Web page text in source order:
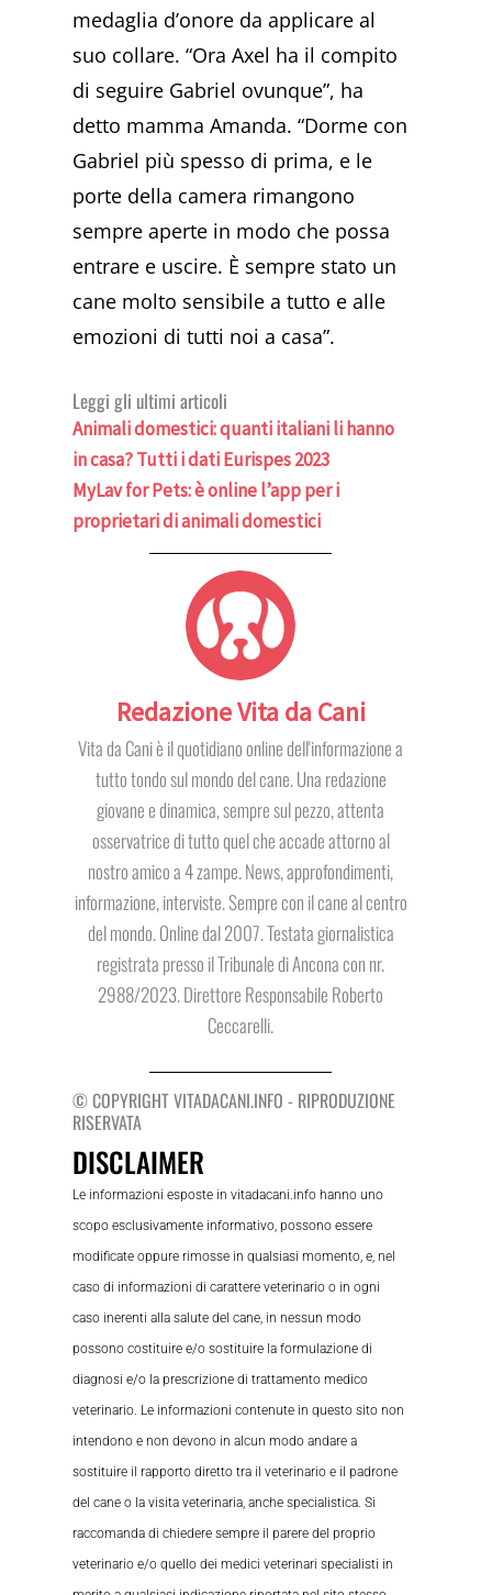
medaglia d’onore da applicare al
suo collare. “Ora Axel ha il compito
di seguire Gabriel ovunque”, ha
detto mamma Amanda. “Dorme con
Gabriel più spesso di prima, e le
porte della camera rimangono
sempre aperte in modo che possa
entrare e uscire. È sempre stato un
cane molto sensibile a tutto e alle
emozioni di tutti noi a casa”.
Leggi gli ultimi articoli
Animali domestici: quanti italiani li hanno
in casa? Tutti i dati Eurispes 2023
MyLav for Pets: è online l’app per i
proprietari di animali domestici
Redazione Vita da Cani
Vita da Cani è il quotidiano online dell'informazione a
tutto tondo sul mondo del cane. Una redazione
giovane e dinamica, sempre sul pezzo, attenta
osservatrice di tutto quel che accade attorno al
nostro amico a 4 zampe. News, approfondimenti,
informazione, interviste. Sempre con il cane al centro
del mondo. Online dal 2007. Testata giornalistica
registrata presso il Tribunale di Ancona con nr.
2988/2023. Direttore Responsabile Roberto
Ceccarelli.
© COPYRIGHT VITADACANI.INFO - RIPRODUZIONE
RISERVATA
DISCLAIMER
Le informazioni esposte in vitadacani.info hanno uno
scopo esclusivamente informativo, possono essere
modificate oppure rimosse in qualsiasi momento, e, nel
caso di informazioni di carattere veterinario o in ogni
caso inerenti alla salute del cane, in nessun modo
possono costituire e/o sostituire la formulazione di
diagnosi e/o la prescrizione di trattamento medico
veterinario. Le informazioni contenute in questo sito non
intendono e non devono in alcun modo andare a
sostituire il rapporto diretto tra il veterinario e il padrone
del cane o la visita veterinaria, anche specialistica. Si
raccomanda di chiedere sempre il parere del proprio
veterinario e/o quello dei medici veterinari specialisti in